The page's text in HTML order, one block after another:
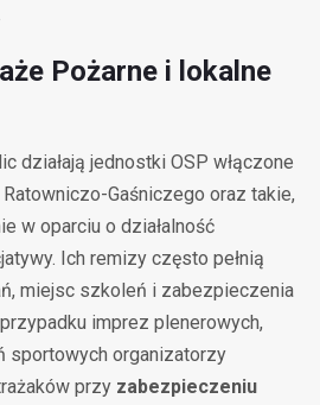
Pożarne i lokalne
działają jednostki OSP włączone
Gaśniczego oraz takie,
w oparciu o działalność
Ich remizy często pełnią
miejsc szkoleń i zabezpieczenia
imprez plenerowych,
sportowych organizatorzy
przy zabezpieczeniu